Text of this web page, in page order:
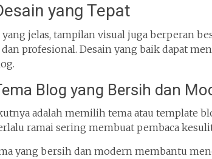
yang Tepat
jelas, tampilan visual juga berperan
profesional. Desain yang baik dapat
Blog yang Bersih dan
adalah memilih tema atau template
ramai sering membuat pembaca
yang bersih dan modern membantu